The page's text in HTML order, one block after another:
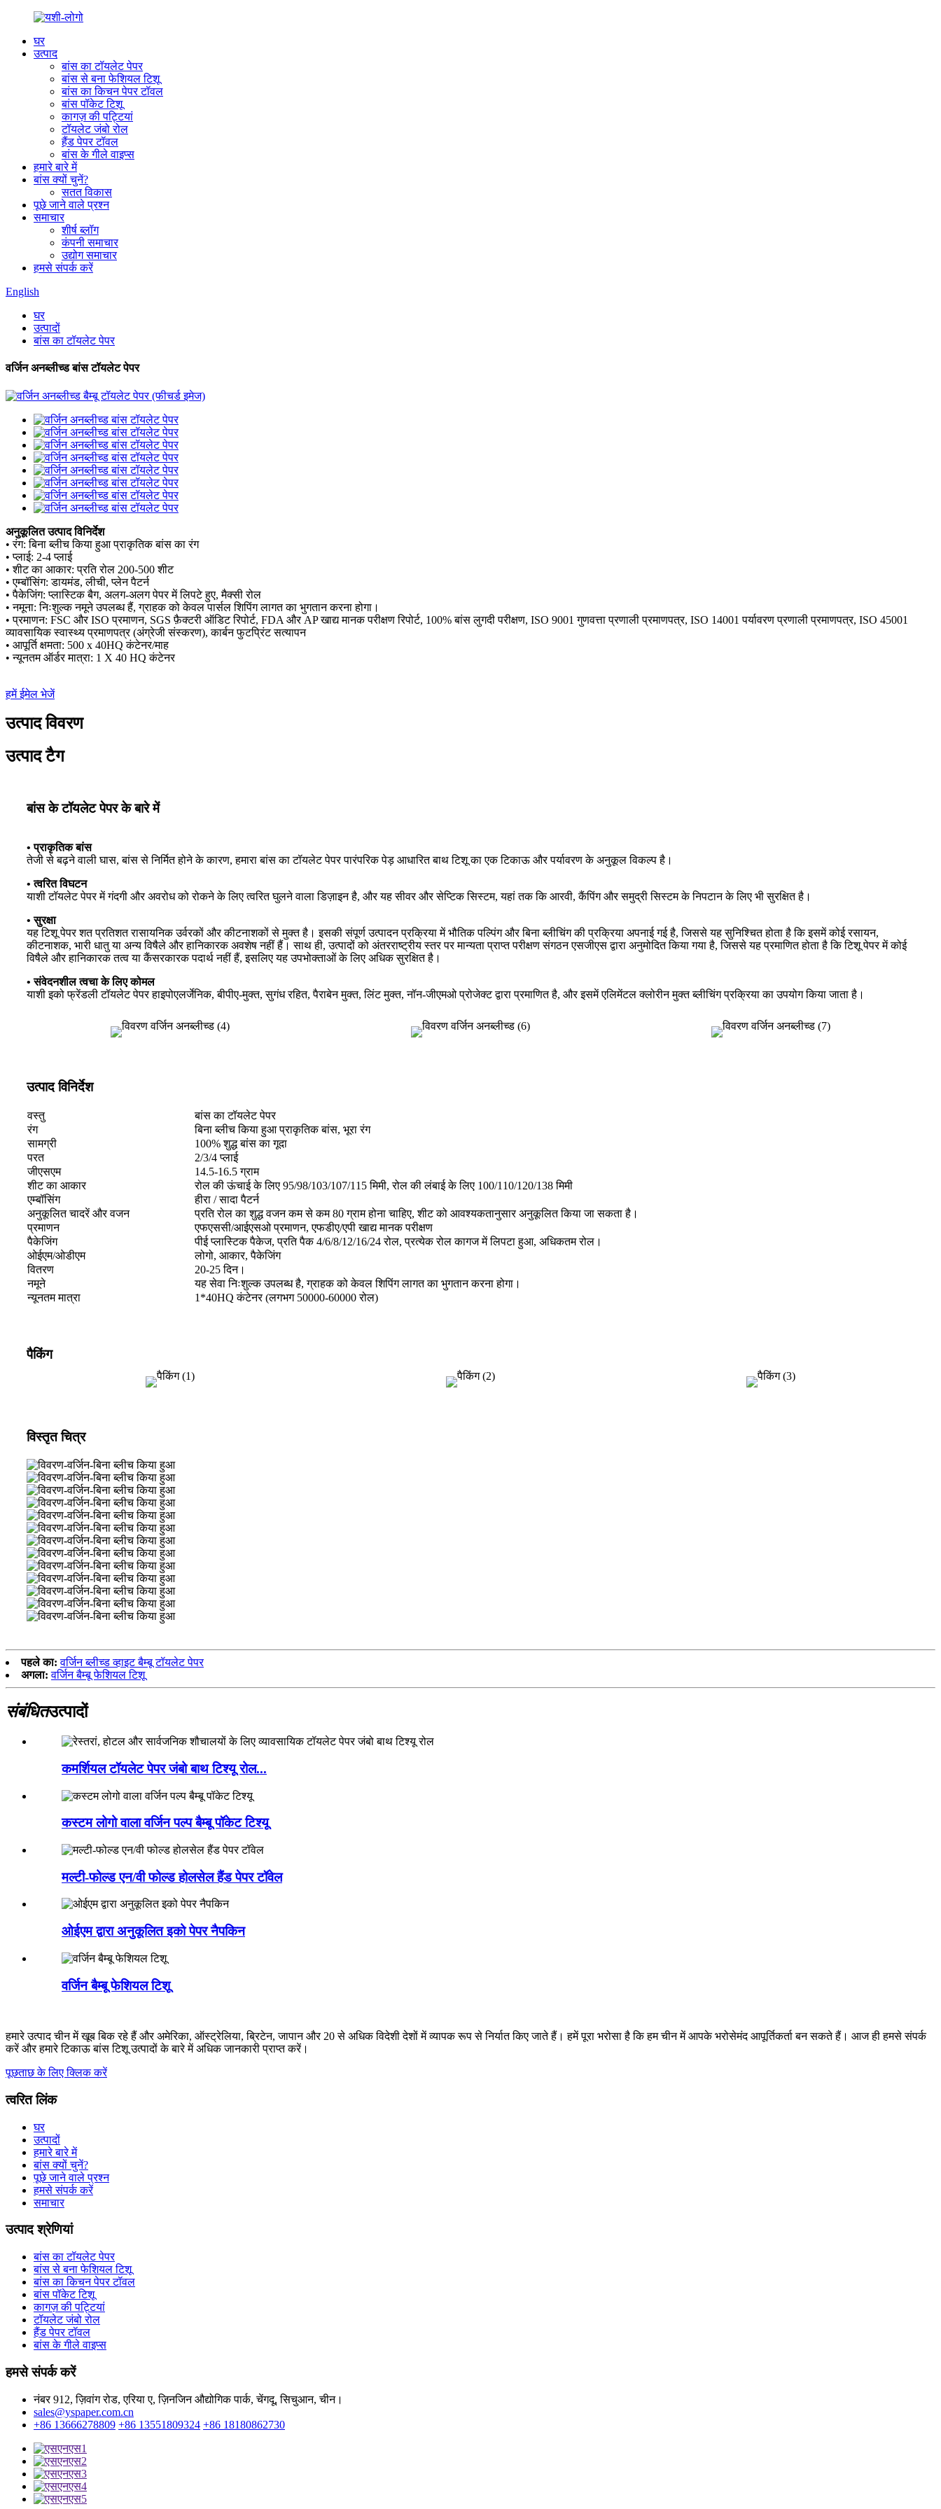
घर
उत्पाद
बांस का टॉयलेट पेपर
बांस से बना फेशियल टिशू
बांस का किचन पेपर टॉवल
बांस पॉकेट टिशू
कागज़ की पट्टियां
टॉयलेट जंबो रोल
हैंड पेपर टॉवल
बांस के गीले वाइप्स
हमारे बारे में
बांस क्यों चुनें?
सतत विकास
पूछे जाने वाले प्रश्न
समाचार
शीर्ष ब्लॉग
कंपनी समाचार
उद्योग समाचार
हमसे संपर्क करें
English
घर
उत्पादों
बांस का टॉयलेट पेपर
वर्जिन अनब्लीच्ड बांस टॉयलेट पेपर
अनुकूलित उत्पाद विनिर्देश
• रंग: बिना ब्लीच किया हुआ प्राकृतिक बांस का रंग
• प्लाई: 2-4 प्लाई
• शीट का आकार: प्रति रोल 200-500 शीट
• एम्बॉसिंग: डायमंड, लीची, प्लेन पैटर्न
• पैकेजिंग: प्लास्टिक बैग, अलग-अलग पेपर में लिपटे हुए, मैक्सी रोल
• नमूना: निःशुल्क नमूने उपलब्ध हैं, ग्राहक को केवल पार्सल शिपिंग लागत का भुगतान करना होगा।
• प्रमाणन: FSC और ISO प्रमाणन, SGS फ़ैक्टरी ऑडिट रिपोर्ट, FDA और AP खाद्य मानक परीक्षण रिपोर्ट, 100% बांस लुगदी परीक्षण, ISO 9001 गुणवत्ता प्रणाली प्रमाणपत्र, ISO 14001 पर्यावरण प्रणाली प्रमाणपत्र, ISO 45001
व्यावसायिक स्वास्थ्य प्रमाणपत्र (अंग्रेजी संस्करण), कार्बन फुटप्रिंट सत्यापन
• आपूर्ति क्षमता: 500 x 40HQ कंटेनर/माह
• न्यूनतम ऑर्डर मात्रा: 1 X 40 HQ कंटेनर
हमें ईमेल भेजें
उत्पाद विवरण
उत्पाद टैग
बांस के टॉयलेट पेपर के बारे में
• प्राकृतिक बांस
तेजी से बढ़ने वाली घास, बांस से निर्मित होने के कारण, हमारा बांस का टॉयलेट पेपर पारंपरिक पेड़ आधारित बाथ टिशू का एक टिकाऊ और पर्यावरण के अनुकूल विकल्प है।
• त्वरित विघटन
याशी टॉयलेट पेपर में गंदगी और अवरोध को रोकने के लिए त्वरित घुलने वाला डिज़ाइन है, और यह सीवर और सेप्टिक सिस्टम, यहां तक ​​कि आरवी, कैंपिंग और समुद्री सिस्टम के निपटान के लिए भी सुरक्षित है।
• सुरक्षा
यह टिशू पेपर शत प्रतिशत रासायनिक उर्वरकों और कीटनाशकों से मुक्त है। इसकी संपूर्ण उत्पादन प्रक्रिया में भौतिक पल्पिंग और बिना ब्लीचिंग की प्रक्रिया अपनाई गई है, जिससे यह सुनिश्चित होता है कि इसमें कोई रसायन,
कीटनाशक, भारी धातु या अन्य विषैले और हानिकारक अवशेष नहीं हैं। साथ ही, उत्पादों को अंतरराष्ट्रीय स्तर पर मान्यता प्राप्त परीक्षण संगठन एसजीएस द्वारा अनुमोदित किया गया है, जिससे यह प्रमाणित होता है कि टिशू पेपर में कोई
विषैले और हानिकारक तत्व या कैंसरकारक पदार्थ नहीं हैं, इसलिए यह उपभोक्ताओं के लिए अधिक सुरक्षित है।
• संवेदनशील त्वचा के लिए कोमल
याशी इको फ्रेंडली टॉयलेट पेपर हाइपोएलर्जेनिक, बीपीए-मुक्त, सुगंध रहित, पैराबेन मुक्त, लिंट मुक्त, नॉन-जीएमओ प्रोजेक्ट द्वारा प्रमाणित है, और इसमें एलिमेंटल क्लोरीन मुक्त ब्लीचिंग प्रक्रिया का उपयोग किया जाता है।
उत्पाद विनिर्देश
वस्तु
बांस का टॉयलेट पेपर
रंग
बिना ब्लीच किया हुआ प्राकृतिक बांस, भूरा रंग
सामग्री
100% शुद्ध बांस का गूदा
परत
2/3/4 प्लाई
जीएसएम
14.5-16.5 ग्राम
शीट का आकार
रोल की ऊंचाई के लिए 95/98/103/107/115 मिमी, रोल की लंबाई के लिए 100/110/120/138 मिमी
एम्बॉसिंग
हीरा / सादा पैटर्न
अनुकूलित चादरें और वजन
प्रति रोल का शुद्ध वजन कम से कम 80 ग्राम होना चाहिए, शीट को आवश्यकतानुसार अनुकूलित किया जा सकता है।
प्रमाणन
एफएससी/आईएसओ प्रमाणन, एफडीए/एपी खाद्य मानक परीक्षण
पैकेजिंग
पीई प्लास्टिक पैकेज, प्रति पैक 4/6/8/12/16/24 रोल, प्रत्येक रोल कागज में लिपटा हुआ, अधिकतम रोल।
ओईएम/ओडीएम
लोगो, आकार, पैकेजिंग
वितरण
20-25 दिन।
नमूने
यह सेवा निःशुल्क उपलब्ध है, ग्राहक को केवल शिपिंग लागत का भुगतान करना होगा।
न्यूनतम मात्रा
1*40HQ कंटेनर (लगभग 50000-60000 रोल)
पैकिंग
विस्तृत चित्र
पहले का: वर्जिन ब्लीच्ड व्हाइट बैम्बू टॉयलेट पेपर
अगला: वर्जिन बैम्बू फेशियल टिशू
संबंधितउत्पादों
कमर्शियल टॉयलेट पेपर जंबो बाथ टिश्यू रोल...
कस्टम लोगो वाला वर्जिन पल्प बैम्बू पॉकेट टिश्यू
मल्टी-फोल्ड एन/वी फोल्ड होलसेल हैंड पेपर टॉवेल
ओईएम द्वारा अनुकूलित इको पेपर नैपकिन
वर्जिन बैम्बू फेशियल टिशू
हमारे उत्पाद चीन में खूब बिक रहे हैं और अमेरिका, ऑस्ट्रेलिया, ब्रिटेन, जापान और 20 से अधिक विदेशी देशों में व्यापक रूप से निर्यात किए जाते हैं। हमें पूरा भरोसा है कि हम चीन में आपके भरोसेमंद आपूर्तिकर्ता बन सकते हैं। आज ही हमसे संपर्क
करें और हमारे टिकाऊ बांस टिशू उत्पादों के बारे में अधिक जानकारी प्राप्त करें।
पूछताछ के लिए क्लिक करें
त्वरित लिंक
घर
उत्पादों
हमारे बारे में
बांस क्यों चुनें?
पूछे जाने वाले प्रश्न
हमसे संपर्क करें
समाचार
उत्पाद श्रेणियां
बांस का टॉयलेट पेपर
बांस से बना फेशियल टिशू
बांस का किचन पेपर टॉवल
बांस पॉकेट टिशू
कागज़ की पट्टियां
टॉयलेट जंबो रोल
हैंड पेपर टॉवल
बांस के गीले वाइप्स
हमसे संपर्क करें
नंबर 912, ज़िवांग रोड, एरिया ए, ज़िनजिन औद्योगिक पार्क, चेंगदू, सिचुआन, चीन।
sales@yspaper.com.cn
+86 13666278809 +86 13551809324 +86 18180862730